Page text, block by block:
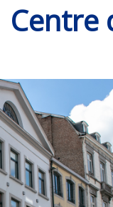
Centre